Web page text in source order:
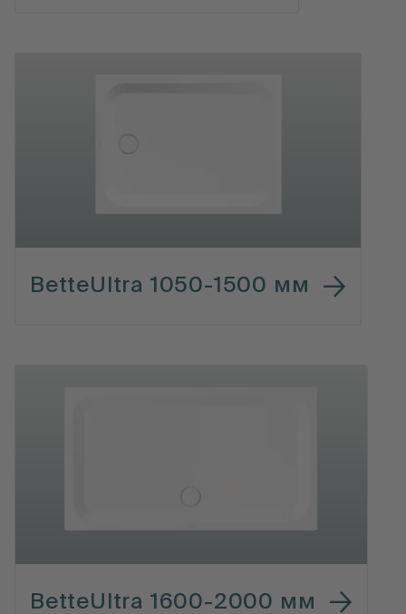
BetteUltra 1050-1500 мм
BetteUltra 1600-2000 мм